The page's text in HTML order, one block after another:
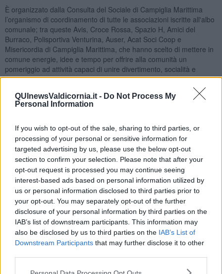
QUInewsValdicornia.it - Do Not Process My
Personal Information
If you wish to opt-out of the sale, sharing to third parties, or
processing of your personal or sensitive information for
targeted advertising by us, please use the below opt-out
section to confirm your selection. Please note that after your
opt-out request is processed you may continue seeing
interest-based ads based on personal information utilized by
us or personal information disclosed to third parties prior to
your opt-out. You may separately opt-out of the further
disclosure of your personal information by third parties on the
IAB’s list of downstream participants. This information may
also be disclosed by us to third parties on the IAB’s List of
Downstream Participants that may further disclose it to other
È organizzato dalla Consulta del Sociale di Campiglia Marittima
l’organismo di coordinamento di tutte le associazioni iscritte all'albo
comunale; tra queste Avis, Croce Rossa, Spazio H, Amici del
Burraco, Polisportiva Venturina, Auser, Acat Soci Coop e
Misericordia di Campiglia Marittima, che hanno scelto di mettere in
comune energie, idee e tempo per offrire alla comunità un
pomeriggio ad attività capaci di unire divertimento, socialità e
sensibilizzazione. Il programma prevede una grande varietà di
appuntamenti pensati per tutte le età, anche come riconoscimento
concreto dell’impegno quotidiano dei volontari, autentici punti di
riferimento per il territorio, che con presenza costante, capacità di
presidio fondamentale per la coesione sociale della comunità.
Per l’Amministrazione comunale sostenere questa iniziativa
significa valorizzare una rete che ogni giorno contribuisce a
rendere la comunità più unita, solidale e inclusiva, ma anche
ribadire il valore del volontariato come forma alta di cittadinanza
attiva, poiché il tempo donato agli altri è una delle espressioni più
autentiche del senso di appartenenza e della volontà di costruire
una comunità presente e coesa.
“Volontariato sociale in festa – ha spiegato l’assessora alle Politiche
Sociali Silvia Benedettini – sarà molto più di un evento, ma
l’occasione per riconoscere pubblicamente l’impegno di chi ogni